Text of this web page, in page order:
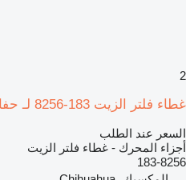
2
غطاء فلتر الزيت 183-8256 لـ حفارة Caterpillar 307
السعر عند الطلب
أجزاء المحرك - غطاء فلتر الزيت
183-8256